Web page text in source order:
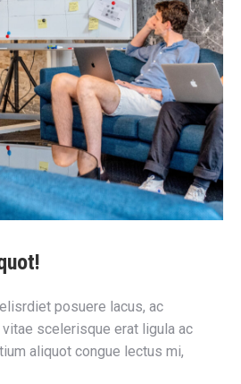
posuere lacus, ac
scelerisque erat ligula ac
aliquot congue lectus mi,